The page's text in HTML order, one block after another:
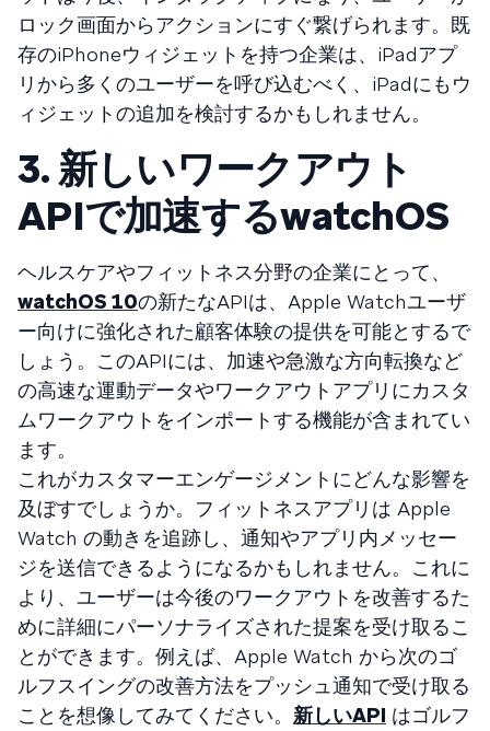
ロック画面からアクションにすぐ繋げられます。既
存のiPhoneウィジェットを持つ企業は、iPadアプ
リから多くのユーザーを呼び込むべく、iPadにもウ
ィジェットの追加を検討するかもしれません。
3. 新しいワークアウト
APIで加速するwatchOS
ヘルスケアやフィットネス分野の企業にとって、
watchOS 10の新たなAPIは、Apple Watchユーザ
ー向けに強化された顧客体験の提供を可能とするで
しょう。このAPIには、加速や急激な方向転換など
の高速な運動データやワークアウトアプリにカスタ
ムワークアウトをインポートする機能が含まれてい
ます。
これがカスタマーエンゲージメントにどんな影響を
及ぼすでしょうか。フィットネスアプリは Apple
Watch の動きを追跡し、通知やアプリ内メッセー
ジを送信できるようになるかもしれません。これに
より、ユーザーは今後のワークアウトを改善するた
めに詳細にパーソナライズされた提案を受け取るこ
とができます。例えば、Apple Watch から次のゴ
ルフスイングの改善方法をプッシュ通知で受け取る
ことを想像してみてください。 新しいAPI はゴルフ